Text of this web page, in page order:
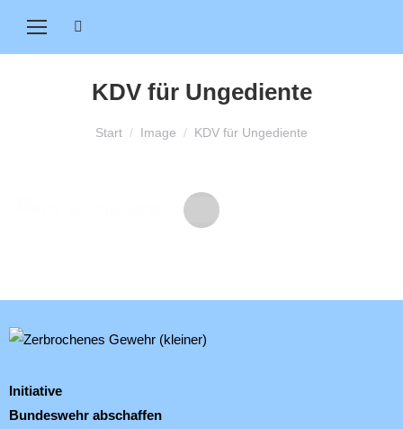
Search:
KDV für Ungediente
Sie befinden sich hier:
Start Image KDV für Ungediente
Initiative
Bundeswehr abschaffen